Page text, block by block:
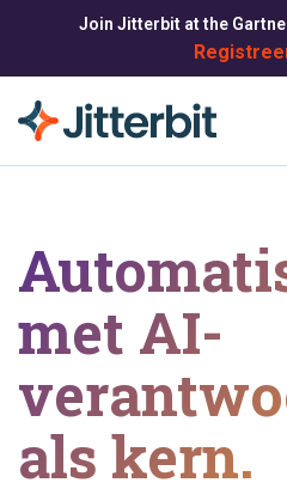
Join Jitterbit at the
met AI-
als kern.